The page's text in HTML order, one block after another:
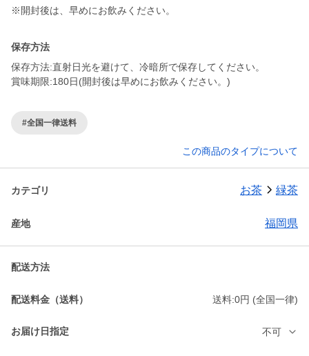
保存方法
保存方法:直射日光を避けて、冷暗所で保存してください。
賞味期限:180日(開封後は早めにお飲みください。)
#全国一律送料
この商品のタイプについて
カテゴリ お茶 緑茶
産地 福岡県
配送方法
配送料金（送料） 送料:0円 (全国一律)
お届け日指定 不可